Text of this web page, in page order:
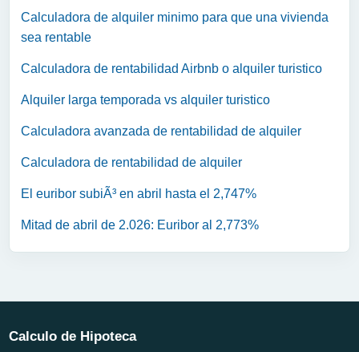
Calculadora de alquiler minimo para que una vivienda
sea rentable
Calculadora de rentabilidad Airbnb o alquiler turistico
Alquiler larga temporada vs alquiler turistico
Calculadora avanzada de rentabilidad de alquiler
Calculadora de rentabilidad de alquiler
El euribor subiÃ³ en abril hasta el 2,747%
Mitad de abril de 2.026: Euribor al 2,773%
Calculo de Hipoteca